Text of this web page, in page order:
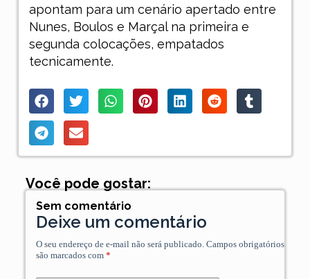
apontam para um cenário apertado entre
Nunes, Boulos e Marçal na primeira e
segunda colocações, empatados
tecnicamente.
Você pode gostar:
Sem comentário
Deixe um comentário
O seu endereço de e-mail não será publicado. Campos obrigatórios
são marcados com *